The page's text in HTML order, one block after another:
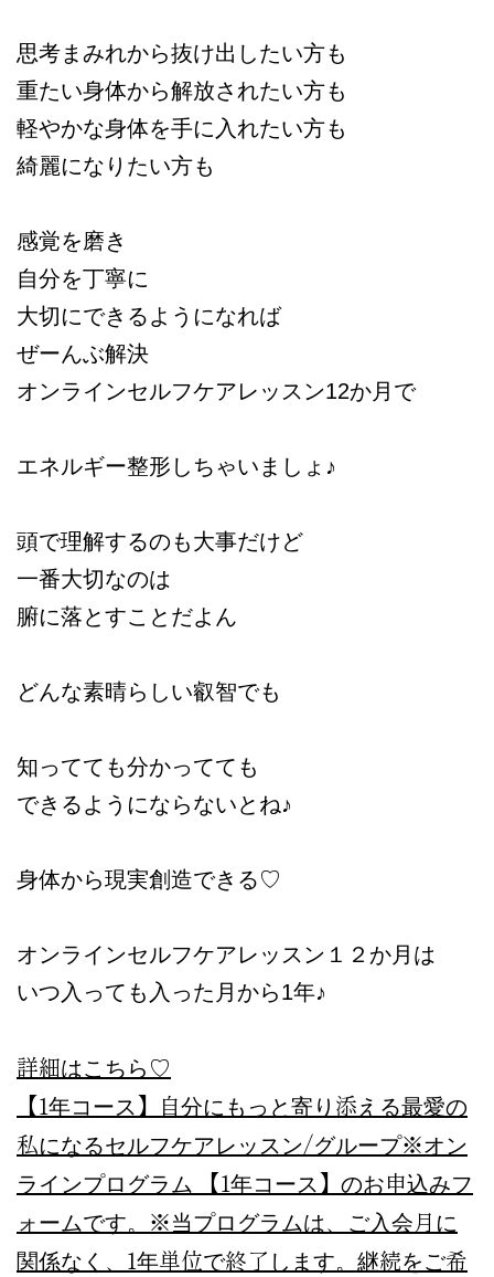
思考まみれから抜け出したい方も
重たい身体から解放されたい方も
軽やかな身体を手に入れたい方も
綺麗になりたい方も
感覚を磨き
自分を丁寧に
大切にできるようになれば
ぜーんぶ解決
オンラインセルフケアレッスン12か月で
エネルギー整形しちゃいましょ♪
頭で理解するのも大事だけど
一番大切なのは
腑に落とすことだよん
どんな素晴らしい叡智でも
知ってても分かってても
できるようにならないとね♪
身体から現実創造できる♡
オンラインセルフケアレッスン１２か月は
いつ入っても入った月から1年♪
詳細はこちら♡
【1年コース】自分にもっと寄り添える最愛の
私になるセルフケアレッスン/グループ※オン
ラインプログラム 【1年コース】のお申込みフ
ォームです。※当プログラムは、ご入会月に
関係なく、1年単位で終了します。継続をご希